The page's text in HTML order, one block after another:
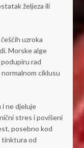
željeza ili
uzroka
Morske alge
rad
ciklusu
ne djeluje
stres i povišeni
posebno kod
tinktura od